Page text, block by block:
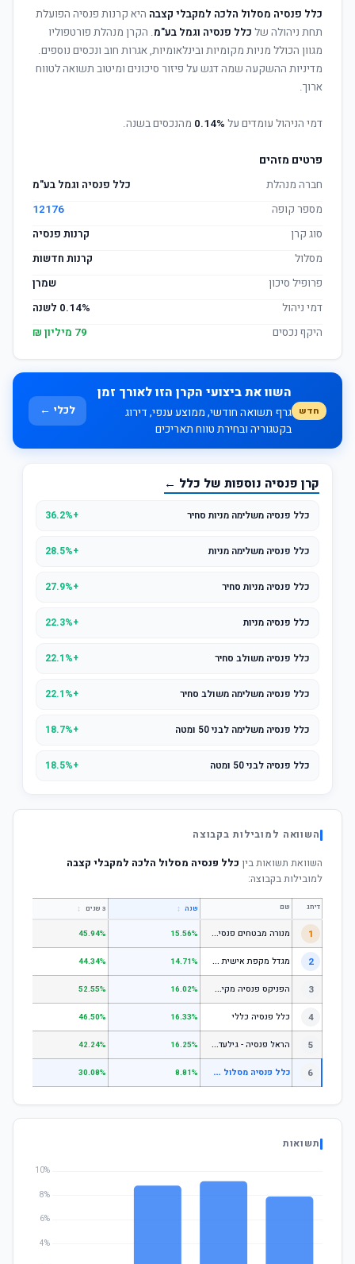
כלל פנסיה מסלול הלכה למקבלי קצבה היא קרנות פנסיה הפועלת
תחת ניהולה של כלל פנסיה וגמל בע"מ. הקרן מנהלת פורטפוליו
מגוון הכולל מניות מקומיות ובינלאומיות, אגרות חוב ונכסים נוספים.
מדיניות ההשקעה שמה דגש על פיזור סיכונים ומיטוב תשואה לטווח
ארוך.
דמי הניהול עומדים על 0.14% מהנכסים בשנה.
פרטים מזהים
חברה מנהלת
כלל פנסיה וגמל בע"מ
מספר קופה
12176
סוג קרן
קרנות פנסיה
מסלול
קרנות חדשות
פרופיל סיכון
שמרן
דמי ניהול
0.14% לשנה
היקף נכסים
79 מיליון ₪
חדש
השוו את ביצועי הקרן הזו לאורך זמן
גרף תשואה חודשי, ממוצע ענפי, דירוג
בקטגוריה ובחירת טווח תאריכים
לכלי ←
קרן פנסיה נוספות של כלל ←
כלל פנסיה משלימה מניות סחיר +36.2%
כלל פנסיה משלימה מניות +28.5%
כלל פנסיה מניות סחיר +27.9%
כלל פנסיה מניות +22.3%
כלל פנסיה משולב סחיר +22.1%
כלל פנסיה משלימה משולב סחיר +22.1%
כלל פנסיה משלימה לבני 50 ומטה +18.7%
כלל פנסיה לבני 50 ומטה +18.5%
השוואה למובילות בקבוצה
השוואת תשואות בין כלל פנסיה מסלול הלכה למקבלי קצבה
למובילות בקבוצה:
דירוג שם שנה ↕ 3 שנים ↕
1 מ
נורה מבטחים פנסיה - כללי 15.56%
45.94%
2 מ
גדל מקפת אישית כללי 14.71%
44.34%
3 ה
פניקס פנסיה מקיפה - מסלול לבני 50 ומטה 16.02%
52.55%
4 כלל פנסיה כללי 16.33%
46.50%
5 ה
ראל פנסיה - גילעד כללי 16.25%
42.24%
6 כ
לל פנסיה מסלול הלכה למקבלי קצבה 8.81%
30.08%
תשואות